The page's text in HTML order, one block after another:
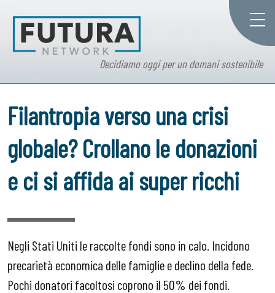
Decidiamo oggi per un domani sostenibile
Filantropia verso una crisi
globale? Crollano le donazioni
e ci si affida ai super ricchi
Negli Stati Uniti le raccolte fondi sono in calo. Incidono
precarietà economica delle famiglie e declino della fede.
Pochi donatori facoltosi coprono il 50% dei fondi.